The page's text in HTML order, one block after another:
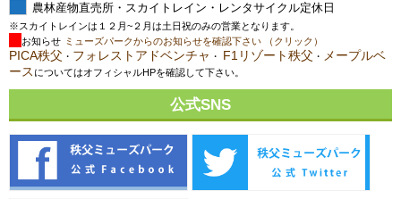
農林産物直売所・スカイトレイン・レンタサイクル定休日
※スカイトレインは１２月~２月は土日祝のみの営業となります。
お知らせ ミューズパークからのお知らせを確認下さい （クリック）
PICA秩父 ・ フォレストアドベンチャ ・ F1リゾート秩父 ・
メープルベ
ース についてはオフィシャルHPを確認して下さい。
公式SNS